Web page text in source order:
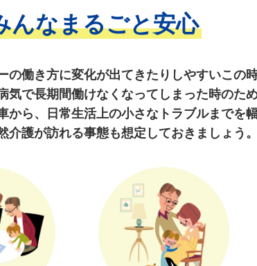
んなまるごと安心
の働き方に変化が出てきたりしやすいこの
で長期間働けなくなってしまった時のた
から、日常生活上の小さなトラブルまでを
介護が訪れる事態も想定しておきましょう。